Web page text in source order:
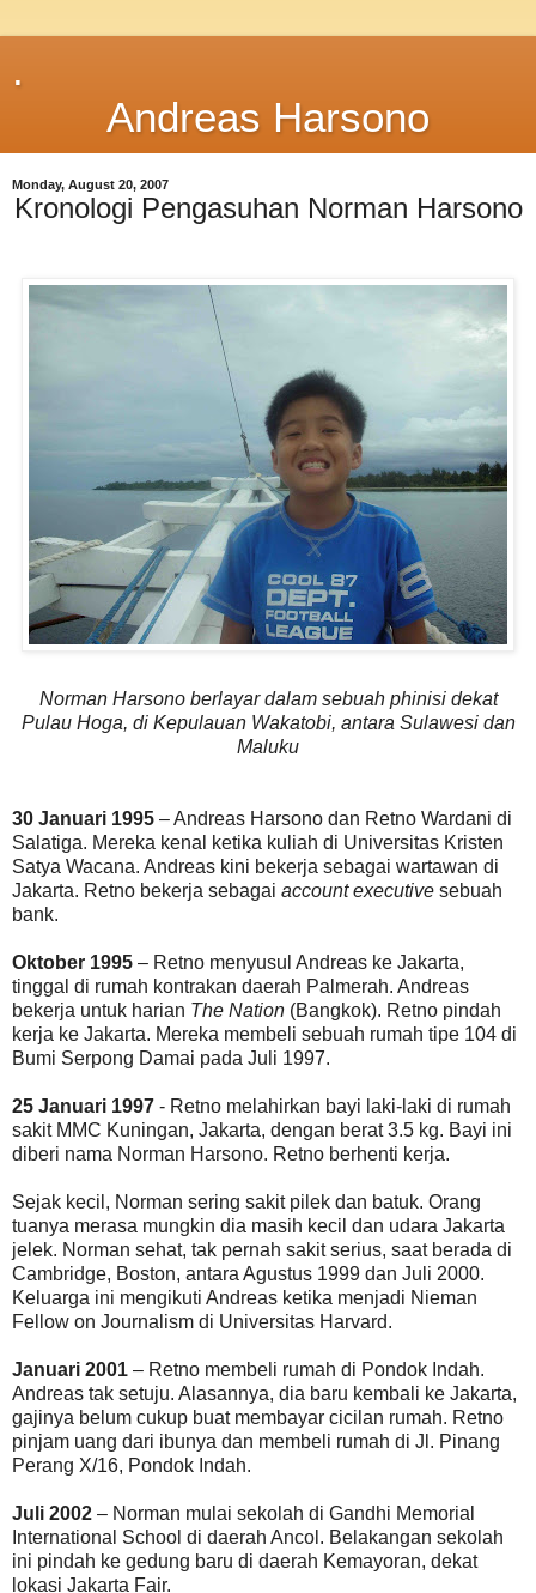
.
Andreas Harsono
Monday, August 20, 2007
Kronologi Pengasuhan Norman Harsono
Norman Harsono berlayar dalam sebuah phinisi dekat
Pulau Hoga, di Kepulauan Wakatobi, antara Sulawesi dan
Maluku
30 Januari 1995 – Andreas Harsono dan Retno Wardani di
Salatiga. Mereka kenal ketika kuliah di Universitas Kristen
Satya Wacana. Andreas kini bekerja sebagai wartawan di
Jakarta. Retno bekerja sebagai account executive sebuah
bank.
Oktober 1995 – Retno menyusul Andreas ke Jakarta,
tinggal di rumah kontrakan daerah Palmerah. Andreas
bekerja untuk harian The Nation (Bangkok). Retno pindah
kerja ke Jakarta. Mereka membeli sebuah rumah tipe 104 di
Bumi Serpong Damai pada Juli 1997.
25 Januari 1997 - Retno melahirkan bayi laki-laki di rumah
sakit MMC Kuningan, Jakarta, dengan berat 3.5 kg. Bayi ini
diberi nama Norman Harsono. Retno berhenti kerja.
Sejak kecil, Norman sering sakit pilek dan batuk. Orang
tuanya merasa mungkin dia masih kecil dan udara Jakarta
jelek. Norman sehat, tak pernah sakit serius, saat berada di
Cambridge, Boston, antara Agustus 1999 dan Juli 2000.
Keluarga ini mengikuti Andreas ketika menjadi Nieman
Fellow on Journalism di Universitas Harvard.
Januari 2001 – Retno membeli rumah di Pondok Indah.
Andreas tak setuju. Alasannya, dia baru kembali ke Jakarta,
gajinya belum cukup buat membayar cicilan rumah. Retno
pinjam uang dari ibunya dan membeli rumah di Jl. Pinang
Perang X/16, Pondok Indah.
Juli 2002 – Norman mulai sekolah di Gandhi Memorial
International School di daerah Ancol. Belakangan sekolah
ini pindah ke gedung baru di daerah Kemayoran, dekat
lokasi Jakarta Fair.